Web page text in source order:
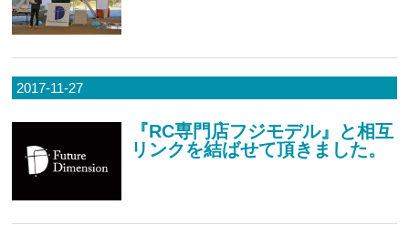
2017-11-27
『RC専門店フジモデル』と相互
リンクを結ばせて頂きました。